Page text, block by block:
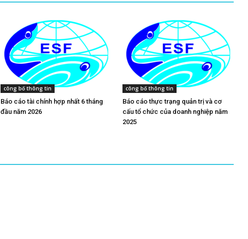
công bố thông tin
Báo cáo tài chính hợp nhất 6 tháng
đầu năm 2026
công bố thông tin
Báo cáo thực trạng quản trị và cơ
cấu tổ chức của doanh nghiệp năm
2025